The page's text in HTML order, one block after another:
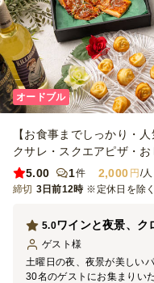
オードブル
【お食事までしっかり・
クサレ・スクエアピザ・
5.00
1件 2,000 円 /
締切 3日前12時 ※定休日を除
ワインと夜景、ク
5.0
ゲスト 様
土曜日の夜、夜景が美しい
30名のゲストにお集まりい